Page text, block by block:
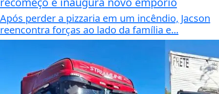
Após perder a pizzaria em um incêndio, Jacson
reencontra forças ao lado da família e...